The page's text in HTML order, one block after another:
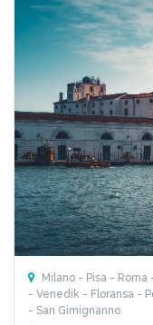
Milano - Pisa -
- Venedik - Floransa -
- San Gimignanno